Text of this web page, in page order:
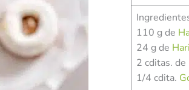
110 g de
24 g de
2 cditas. de
1/4 cdita.